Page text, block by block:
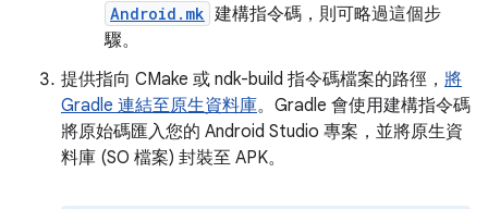
Android.mk 建構指令碼，則可略過這個步
驟。
提供指向 CMake 或 ndk-build 指令碼檔案的路徑， 將
Gradle 連結至原生資料庫。Gradle 會使用建構指令碼
將原始碼匯入您的 Android Studio 專案，並將原生資
料庫 (SO 檔案) 封裝至 APK。